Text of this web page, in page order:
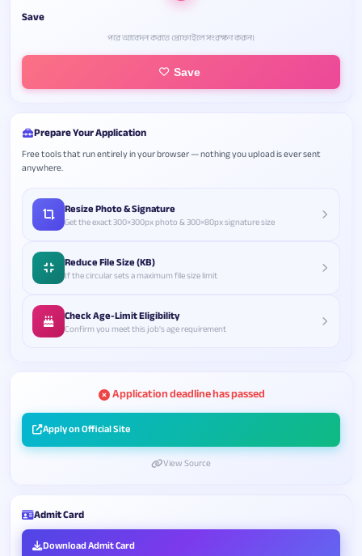
Save
পরে আবেদন করতে প্রোফাইলে সংরক্ষণ করুন।
Save
Prepare Your Application
Free tools that run entirely in your browser — nothing you upload is ever sent
anywhere.
Resize Photo & Signature
Get the exact 300×300px photo & 300×80px signature size
Reduce File Size (KB)
If the circular sets a maximum file size limit
Check Age-Limit Eligibility
Confirm you meet this job's age requirement
Application deadline has passed
Apply on Official Site
View Source
Admit Card
Download Admit Card